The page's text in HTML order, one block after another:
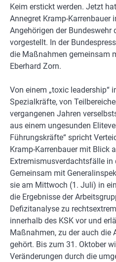
Keim erstickt werden. Jetzt
Annegret Kramp-Karrenbauer
Angehörigen der
vorgestellt. In der
die Maßnahmen gemeinsam
Eberhard Zorn.
Von einem „toxic leadership“
Spezialkräfte, von
vergangenen Jahren
aus einem ungesunden
Führungskräfte“ spricht
Kramp-Karrenbauer mit Blick
Extremismusverdachtsfälle in
Gemeinsam mit
sie am Mittwoch (1. Juli) in
die Ergebnisse der
Defizitanalyse zu
innerhalb des KSK vor und
Maßnahmen, zu der auch die
gehört. Bis zum 31. Oktober
Veränderungen durch die